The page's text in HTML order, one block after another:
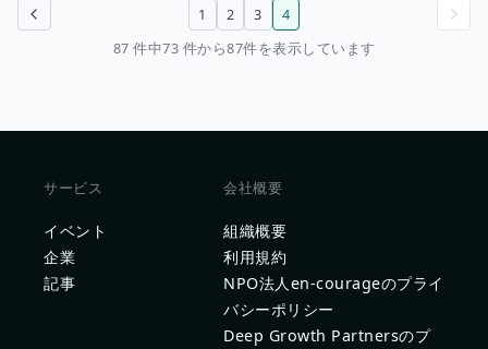
前のページ 1 2 3
4
87 件中73 件から87件を表示しています
サービス
イベント
企業
記事
会社概要
組織概要
利用規約
NPO法人en-courageのプライ
バシーポリシー
Deep Growth Partnersのプ